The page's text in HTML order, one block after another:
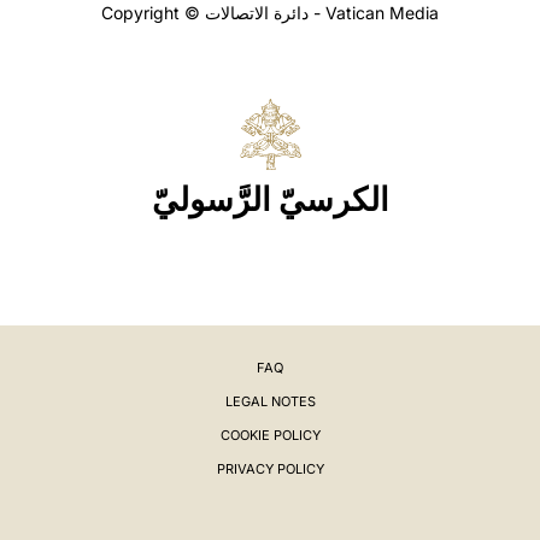
Copyright © دائرة الاتصالات - Vatican Media
الكرسيّ الرَّسوليّ
FAQ
LEGAL NOTES
COOKIE POLICY
PRIVACY POLICY